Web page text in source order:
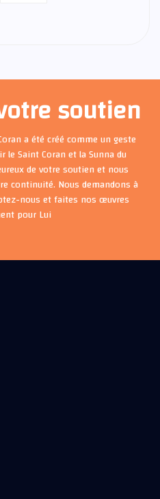
soutien
a été créé comme un geste
le Saint Coran et la Sunna du
de votre soutien et nous
continuité. Nous demandons à
nous et faites nos œuvres
pour Lui.